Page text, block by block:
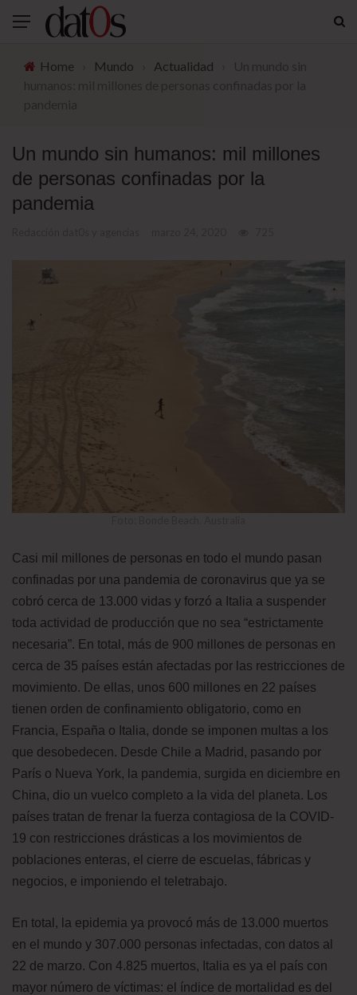
Home Mundo Actualidad
Un mundo sin humanos: mil millones
de personas confinadas por la
pandemia
Casi mil millones de personas en todo el mundo pasan
confinadas por una pandemia de coronavirus que ya se
cobró cerca de 13.000 vidas y forzó a Italia a suspender
toda actividad de producción que no sea “estrictamente
necesaria”. En total, más de 900 millones de personas en
cerca de 35 países están afectadas por las restricciones de
movimiento. De ellas, unos 600 millones en 22 países
tienen orden de confinamiento obligatorio, como en
Francia, España o Italia, donde se imponen multas a los
que desobedecen. Desde Chile a Madrid, pasando por
París o Nueva York, la pandemia, surgida en diciembre en
China, dio un vuelco completo a la vida del planeta. Los
países tratan de frenar la fuerza contagiosa de la COVID-
19 con restricciones drásticas a los movimientos de
poblaciones enteras, el cierre de escuelas, fábricas y
negocios, e imponiendo el teletrabajo.
En total, la epidemia ya provocó más de 13.000 muertos
en el mundo y 307.000 personas infectadas, con datos al
22 de marzo. Con 4.825 muertos, Italia es ya el país con
mayor número de víctimas: el índice de mortalidad es del